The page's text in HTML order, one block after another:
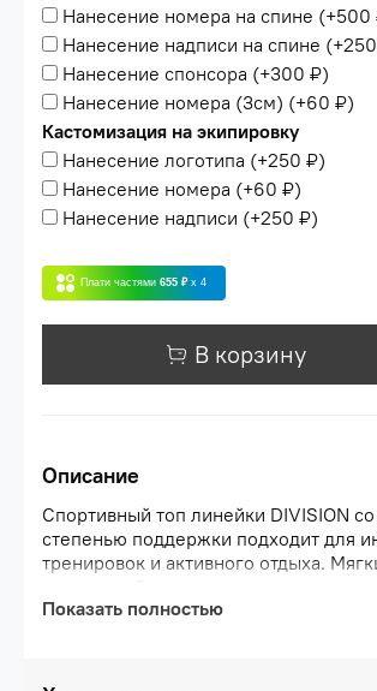
Нанесение номера на спине (+500
Нанесение надписи на спине (+
Нанесение спонсора (+300 ₽)
Нанесение номера (3см) (+60 ₽)
Кастомизация на экипировку
Нанесение логотипа (+250 ₽)
Нанесение номера (+60 ₽)
Нанесение надписи (+250 ₽)
Плати частями 655 ₽ x 4
В корзину
Описание
Спортивный топ линейки DIVISION
степенью поддержки подходит для
тренировок и активного отдыха.
обеспечивает идеальную посадку по
необходимую терморегуляцию,
Показать полностью